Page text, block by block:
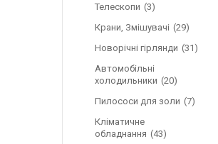
Телескопи
3
Крани, Змішувачі
29
Новорічні гірлянди
31
Автомобільні
холодильники
20
Пилососи для золи
7
Кліматичне
обладнання
43